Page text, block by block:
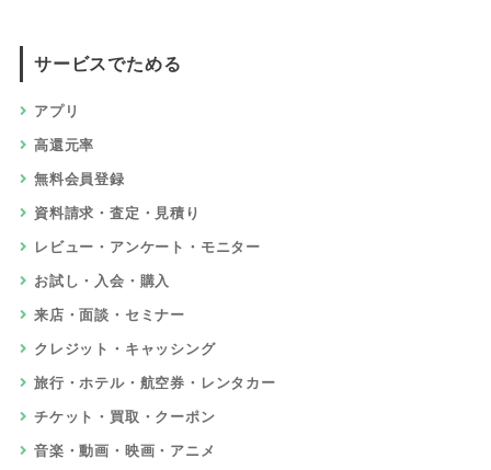
サービスでためる
アプリ
高還元率
無料会員登録
資料請求・査定・見積り
レビュー・アンケート・モニター
お試し・入会・購入
来店・面談・セミナー
クレジット・キャッシング
旅行・ホテル・航空券・レンタカー
チケット・買取・クーポン
音楽・動画・映画・アニメ